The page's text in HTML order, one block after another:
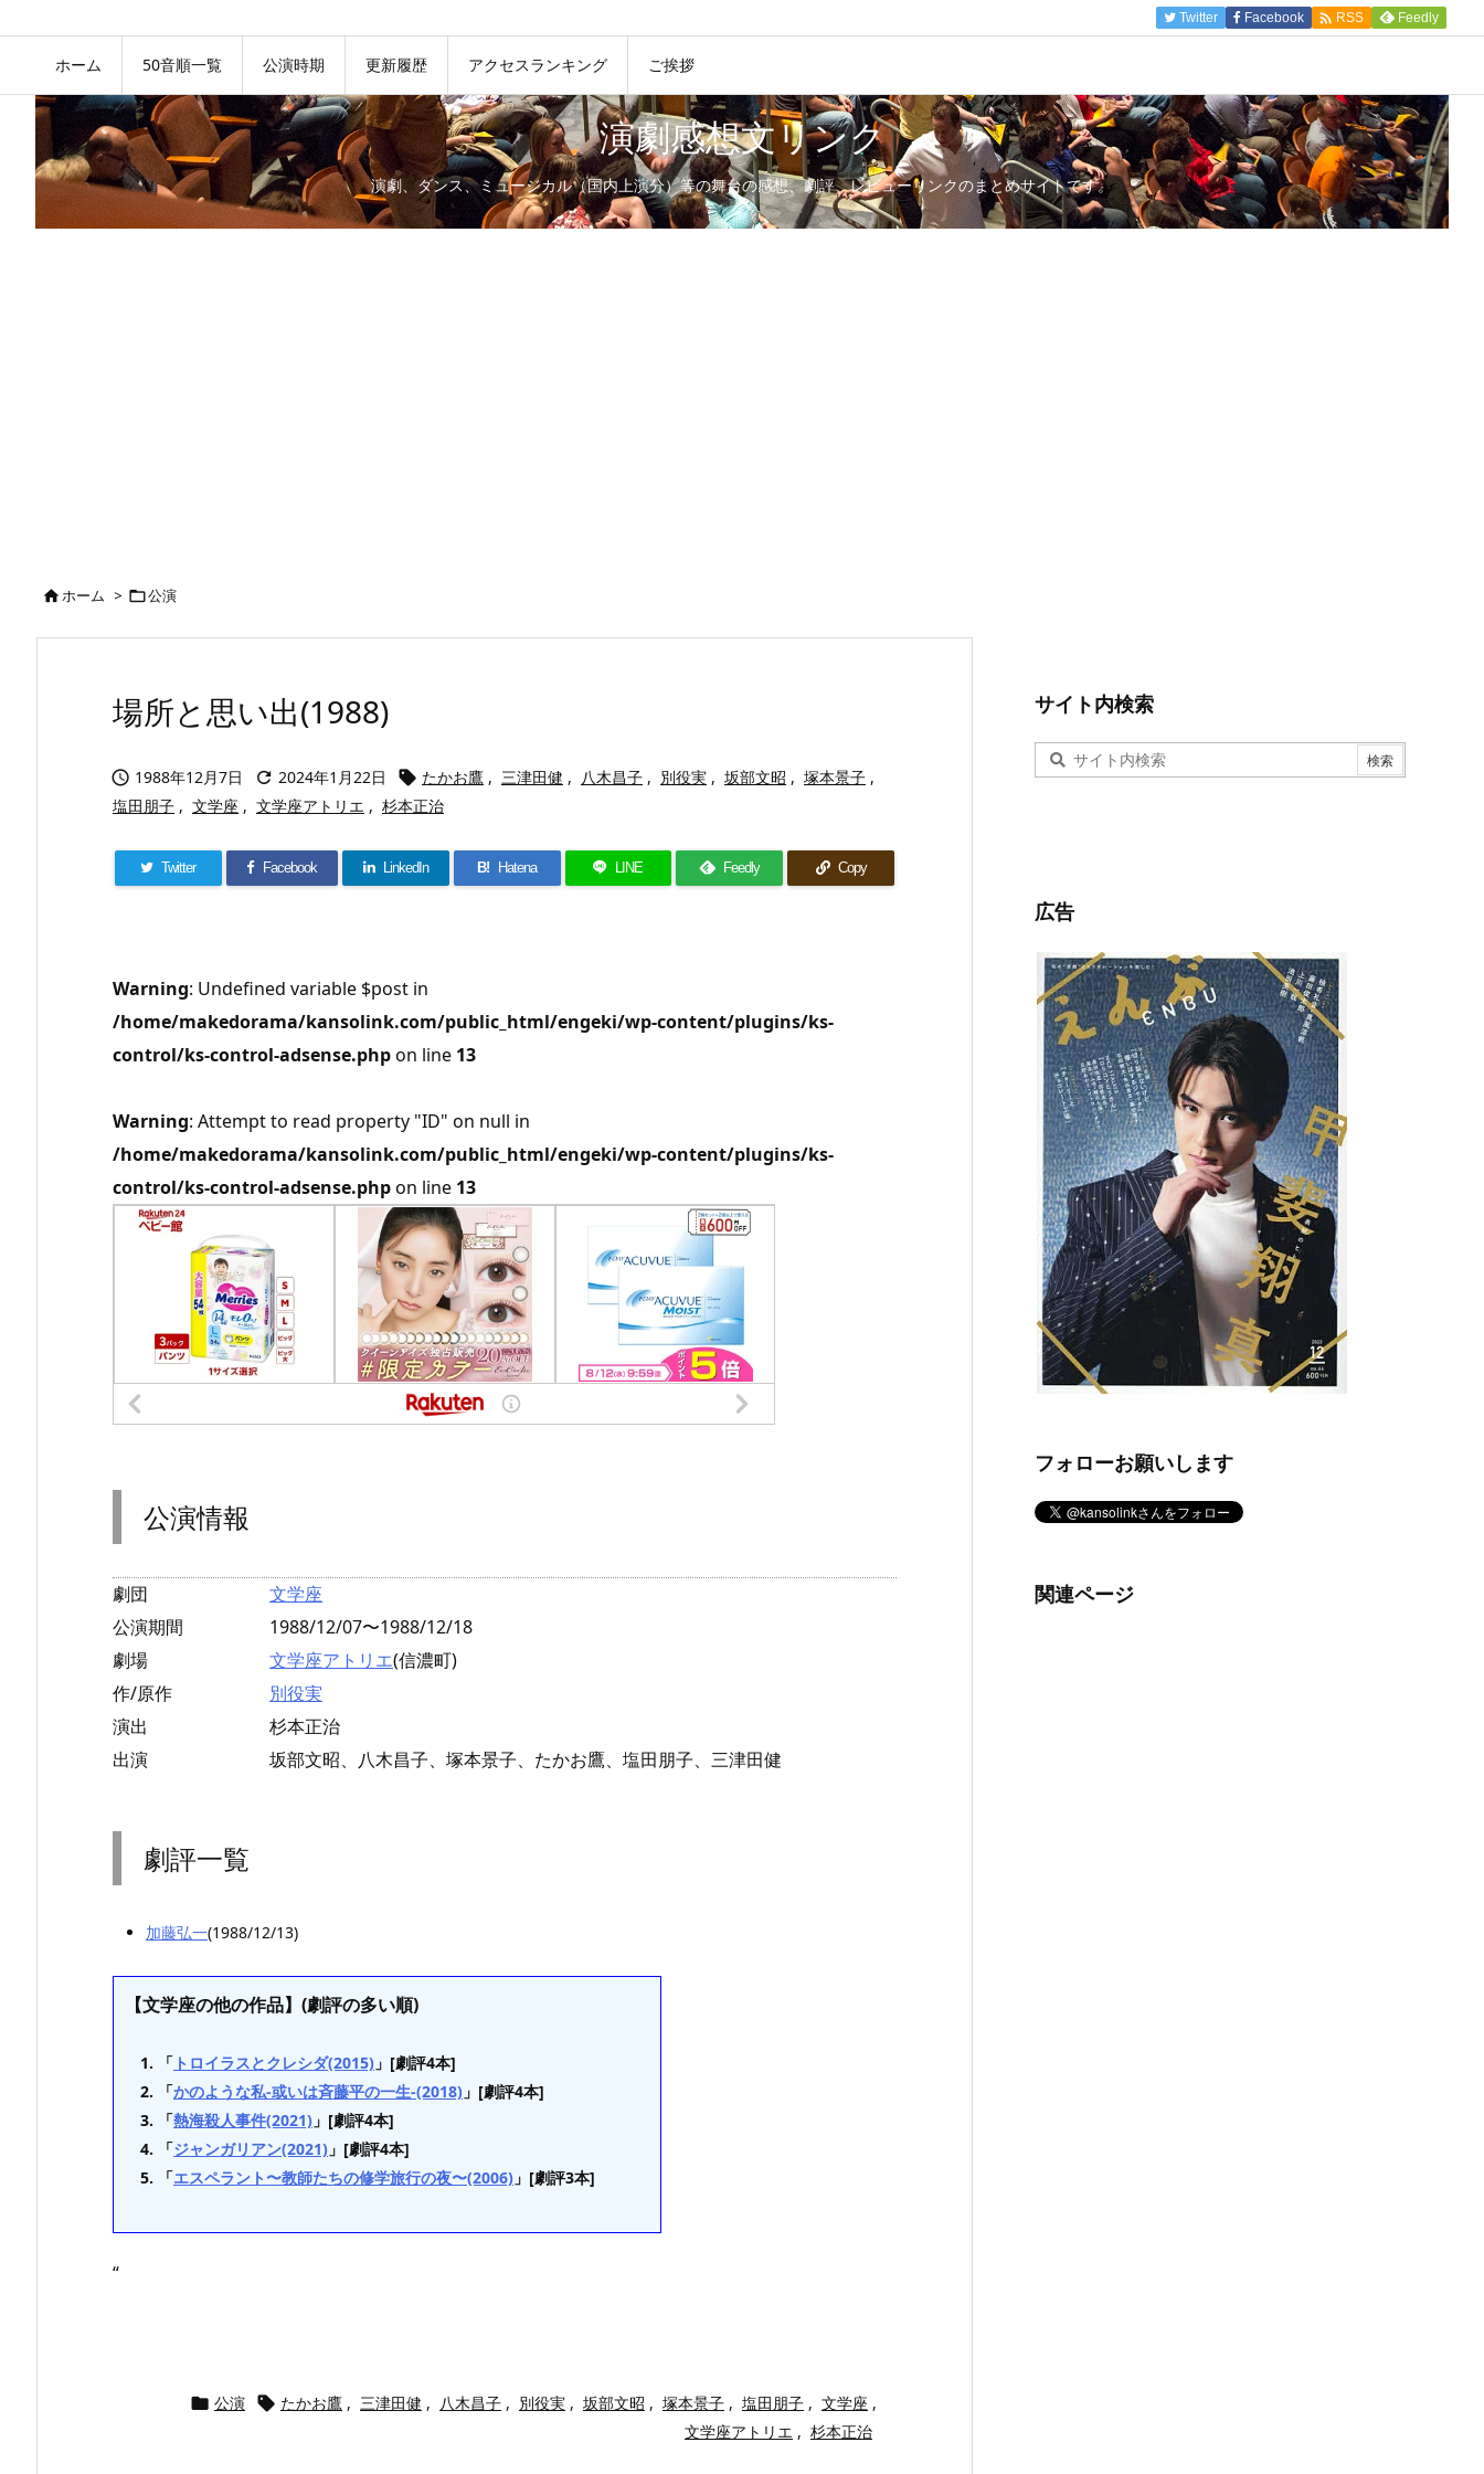
ホーム 50音順一覧 公演時期 更新履歴 アクセスランキング ご挨拶
Twitter Facebook  RSS Feedly
演劇感想文リンク
演劇、ダンス、ミュージカル（国内上演分）等の舞台の感想、劇評、レビューリンクのまとめサイトです。
ホーム > 公演
場所と思い出(1988)
 1988年12月7日  2024年1月22日  たかお鷹 , 三津田健 , 八木昌子 , 別役実 , 坂部文昭 , 塚本景子 ,
塩田朋子 , 文学座 , 文学座アトリエ , 杉本正治
Twitter Facebook LinkedIn B! Hatena LINE Feedly Copy
Warning: Undefined variable $post in
/home/makedorama/kansolink.com/public_html/engeki/wp-content/plugins/ks-
control/ks-control-adsense.phpon line 13
Warning: Attempt to read property "ID" on null in
/home/makedorama/kansolink.com/public_html/engeki/wp-content/plugins/ks-
control/ks-control-adsense.phpon line 13
公演情報
劇団
文学座
公演期間
1988/12/07〜1988/12/18
劇場
文学座アトリエ(信濃町)
作/原作
別役実
演出
杉本正治
出演
坂部文昭、八木昌子、塚本景子、たかお鷹、塩田朋子、三津田健
劇評一覧
加藤弘一(1988/12/13)
【文学座の他の作品】(劇評の多い順)
「 トロイラスとクレシダ(2015) 」[劇評4本]
「かのような私-或いは斉藤平の一生-(2018) 」[劇評4本]
「熱海殺人事件(2021) 」[劇評4本]
「ジャンガリアン(2021) 」[劇評4本]
「エスペラント〜教師たちの修学旅行の夜〜(2006) 」[劇評3本]
“
 公演  たかお鷹 , 三津田健 , 八木昌子 , 別役実 , 坂部文昭 , 塚本景子 , 塩田朋子 , 文学座 ,
文学座アトリエ , 杉本正治
サイト内検索
広告
フォローお願いします
関連ページ